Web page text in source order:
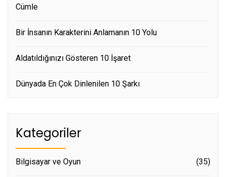
Cümle
Bir İnsanın Karakterini Anlamanın 10 Yolu
Aldatıldığınızı Gösteren 10 İşaret
Dünyada En Çok Dinlenilen 10 Şarkı
Kategoriler
Bilgisayar ve Oyun (35)